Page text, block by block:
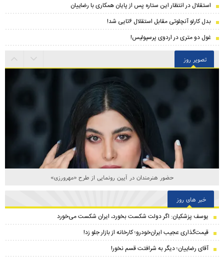
استقلال در انتظار این ستاره پس از پایان همکاری با رضاییان
بدل کارلو آنچلوتی مقابل استقلال ۶تایی شد!
غول دو متری در اردوی پرسپولیس!
تصویر روز
حضور هنرمندان در آیین رونمایی از طرح «مهرورزی»
خبر های روز
یوسف پزشکیان: اگر دولت شکست بخورد، ایران شکست می‌خورد
قیمت‌گذاری عجیب ایران‌خودرو؛ کارخانه از بازار جلو زد!
آقای رضاییان؛ دیگر به شرافتت قسم نخور!